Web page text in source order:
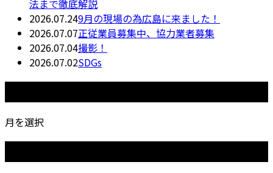
法まで徹底解説
2026.07.249月の現場の為広島に来ました！
2026.07.07正従業員募集中、協力業者募集
2026.07.04撮影！
2026.07.02SDGs
月を選択